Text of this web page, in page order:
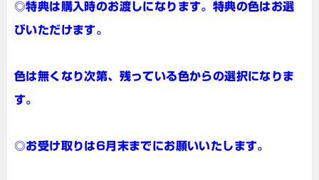
◎特典は購入時のお渡しになります。特典の色はお選
びいただけます。
色は無くなり次第、残っている色からの選択になりま
す。
◎お受け取りは6月末までにお願いいたします。